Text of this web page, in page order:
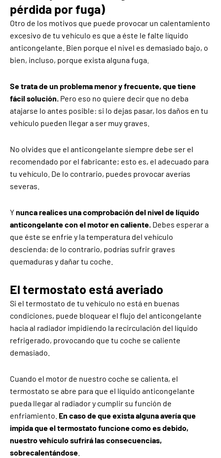
pérdida por fuga)
Otro de los motivos que puede provocar un calentamiento
excesivo de tu vehículo es que a éste le falte líquido
anticongelante. Bien porque el nivel es demasiado bajo, o
bien, incluso, porque exista alguna fuga.
Se trata de un problema menor y frecuente, que tiene
fácil solución. Pero eso no quiere decir que no deba
atajarse lo antes posible: si lo dejas pasar, los daños en tu
vehículo pueden llegar a ser muy graves.
No olvides que el anticongelante siempre debe ser el
recomendado por el fabricante; esto es, el adecuado para
tu vehículo. De lo contrario, puedes provocar averías
severas.
Ynunca realices una comprobación del nivel de líquido
anticongelante con el motor en caliente. Debes esperar a
que éste se enfríe y la temperatura del vehículo
descienda: de lo contrario, podrías sufrir graves
quemaduras y dañar tu coche.
El termostato está averiado
Si el termostato de tu vehículo no está en buenas
condiciones, puede bloquear el flujo del anticongelante
hacia al radiador impidiendo la recirculación del líquido
refrigerado, provocando que tu coche se caliente
demasiado.
Cuando el motor de nuestro coche se calienta, el
termostato se abre para que el líquido anticongelante
pueda llegar al radiador y cumplir su función de
enfriamiento. En caso de que exista alguna avería que
impida que el termostato funcione como es debido,
nuestro vehículo sufrirá las consecuencias,
sobrecalentándose